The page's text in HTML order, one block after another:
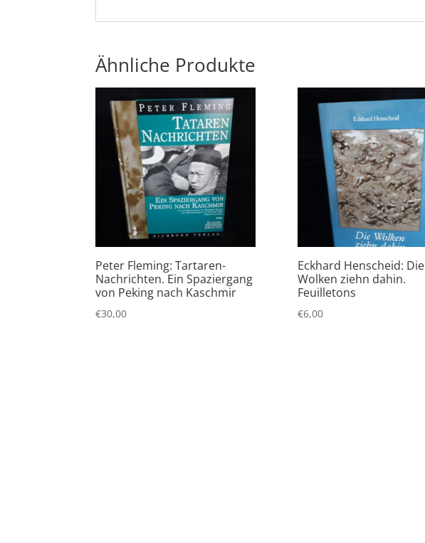
Ähnliche Produkte
Peter Fleming: Tartaren-
Nachrichten. Ein Spaziergang
von Peking nach Kaschmir
€30,00
Eckhard Henscheid: Die
Wolken ziehn dahin.
Feuilletons
€6,00